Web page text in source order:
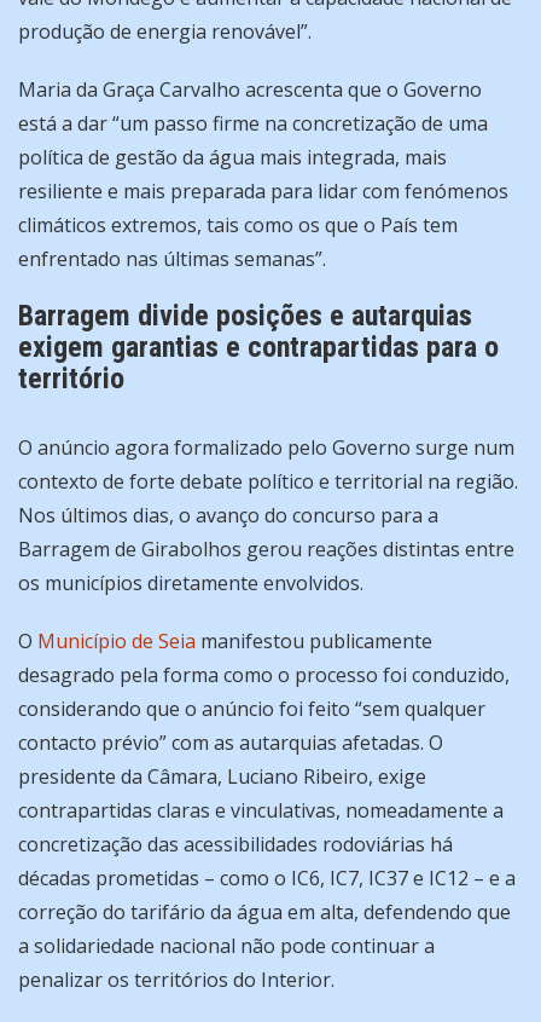
produção de energia renovável”.
Maria da Graça Carvalho acrescenta que o Governo
está a dar “um passo firme na concretização de uma
política de gestão da água mais integrada, mais
resiliente e mais preparada para lidar com fenómenos
climáticos extremos, tais como os que o País tem
enfrentado nas últimas semanas”.
Barragem divide posições e autarquias
exigem garantias e contrapartidas para o
território
O anúncio agora formalizado pelo Governo surge num
contexto de forte debate político e territorial na região.
Nos últimos dias, o avanço do concurso para a
Barragem de Girabolhos gerou reações distintas entre
os municípios diretamente envolvidos.
O Município de Seia manifestou publicamente
desagrado pela forma como o processo foi conduzido,
considerando que o anúncio foi feito “sem qualquer
contacto prévio” com as autarquias afetadas. O
presidente da Câmara, Luciano Ribeiro, exige
contrapartidas claras e vinculativas, nomeadamente a
concretização das acessibilidades rodoviárias há
décadas prometidas – como o IC6, IC7, IC37 e IC12 – e a
correção do tarifário da água em alta, defendendo que
a solidariedade nacional não pode continuar a
penalizar os territórios do Interior.